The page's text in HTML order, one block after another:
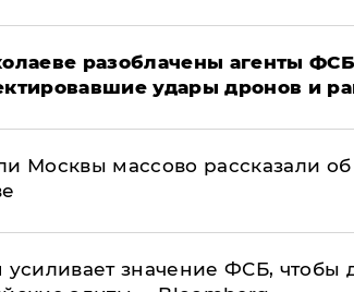
разоблачены агенты
удары дронов и
Москвы массово рассказали
усиливает значение ФСБ, чтобы